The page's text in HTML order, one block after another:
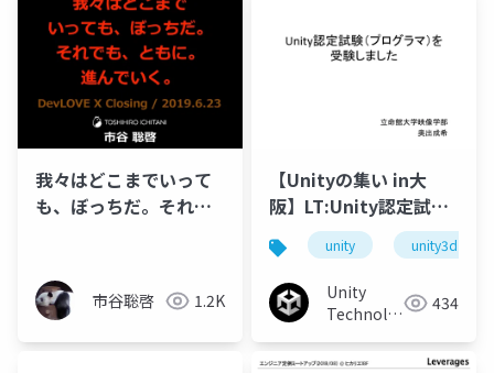
我々はどこまでいって
も、ぼっちだ。それで
市谷聡啓 1.2K
【Unityの集い in大
阪】LT:Unity認定試験
（プログラマ）を受験
しました
unity unity3d
Unity
Technologies 434